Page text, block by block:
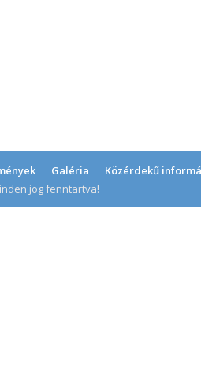
Galéria
Közérdekű
jog fenntartva!